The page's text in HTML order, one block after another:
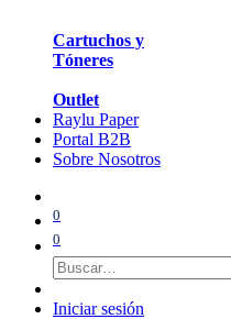
Cartuchos y
Tóneres
Outlet
Raylu Paper
Portal B2B
Sobre Nosotros
0
0
Iniciar sesión